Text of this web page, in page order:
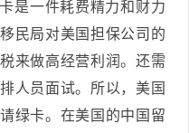
是一件耗费精力和财力
民局对美国担保公司的
来做高经营利润。还需
人员面试。所以，美国
绿卡。在美国的中国留